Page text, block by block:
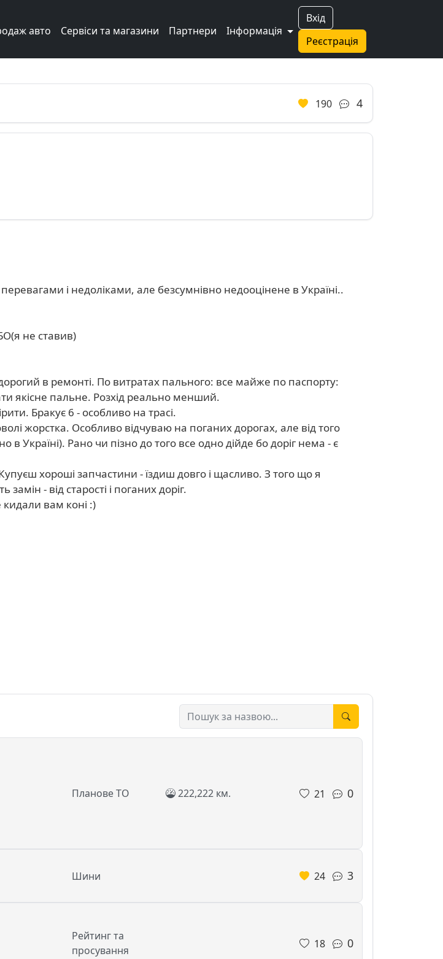
Вхід
Реєстрація
авто Сервіси та магазини Партнери Інформація
Next
190 4
і недоліками, але безсумнівно недооцінене в Україні..
не ставив)
в ремонті. По витратах пального: все майже по паспорту:
якісне пальне. Розхід реально менший.
Бракує 6 - особливо на трасі.
жорстка. Особливо відчуваю на поганих дорогах, але від того
Україні). Рано чи пізно до того все одно дійде бо доріг нема - є
хороші запчастини - їздиш довго і щасливо. З того що я
- від старості і поганих доріг.
кидали вам коні :)
Планове ТО 222,222 км. 21 0
Шини 24 3
Рейтинг та
просування
18 0